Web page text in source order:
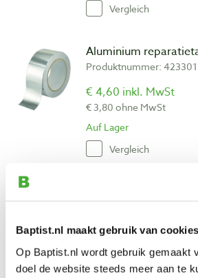
Baptist.nl maakt gebruik van cookies
Op Baptist.nl wordt gebruik gemaakt
doel de website steeds meer aan te
Vergleich
Aluminium
Produktnummer: 423301
€ 4,60 inkl. MwSt
€ 3,80 ohne MwSt
Auf Lager
Vergleich
Roarockit
€ 8,20 inkl. MwSt
€ 6,78 ohne MwSt
Auf Lager